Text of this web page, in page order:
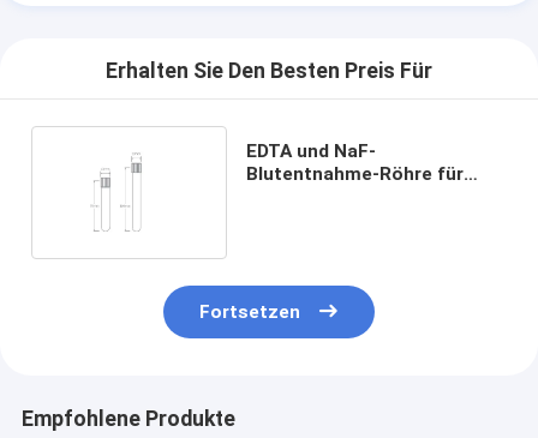
Erhalten Sie Den Besten Preis Für
EDTA und NaF-
Blutentnahme-Röhre für
Fortsetzen
Empfohlene Produkte